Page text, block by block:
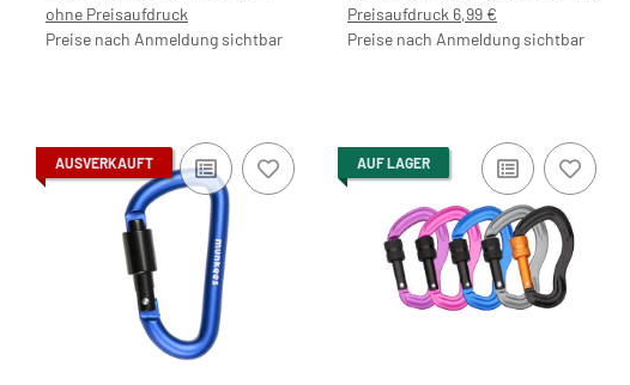
ohne Preisaufdruck
Preise nach Anmeldung sichtbar
Preisaufdruck 6,99 €
Preise nach Anmeldung sichtbar
AUSVERKAUFT AUF LAGER